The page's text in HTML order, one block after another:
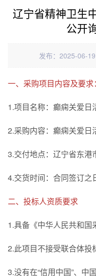
辽宁省精神卫生
公开
发布：2025-06-
一、采购项目内容及要求：
1.项目名称：癫痫关爱日
2.采购内容：癫痫关爱日
3.交付地点：辽宁省东港
4.交货时间：合同签订之
二、投标人资质要求
1.具备《中华人民共和国
2.此项目不接受联合体投
3.没有在“信用中国”、中